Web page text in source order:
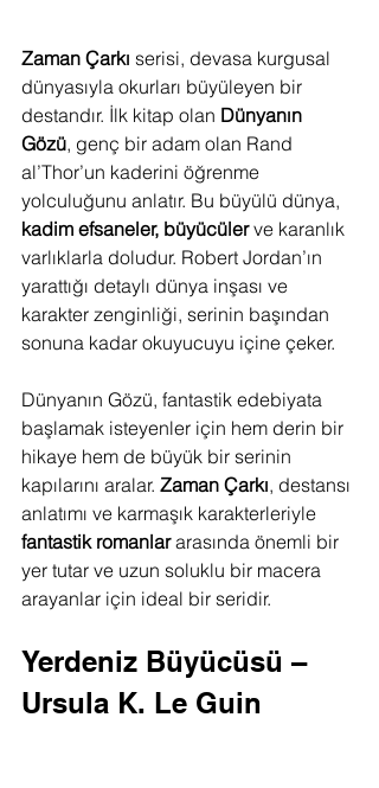
Zaman Çarkı serisi, devasa kurgusal
dünyasıyla okurları büyüleyen bir
destandır. İlk kitap olan Dünyanın
Gözü, genç bir adam olan Rand
al’Thor’un kaderini öğrenme
yolculuğunu anlatır. Bu büyülü dünya,
kadim efsaneler, büyücüler ve karanlık
varlıklarla doludur. Robert Jordan’ın
yarattığı detaylı dünya inşası ve
karakter zenginliği, serinin başından
sonuna kadar okuyucuyu içine çeker.
Dünyanın Gözü, fantastik edebiyata
başlamak isteyenler için hem derin bir
hikaye hem de büyük bir serinin
kapılarını aralar. Zaman Çarkı, destansı
anlatımı ve karmaşık karakterleriyle
fantastik romanlar arasında önemli bir
yer tutar ve uzun soluklu bir macera
arayanlar için ideal bir seridir.
Yerdeniz Büyücüsü –
Ursula K. Le Guin